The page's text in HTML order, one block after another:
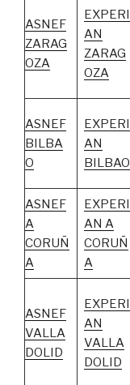
ASNEF
ZARAG
OZA
EXPERI
AN
ZARAG
OZA
ASNEF
BILBA
O
EXPERI
AN
BILBAO
ASNEF
A
CORUÑ
A
EXPERI
AN A
CORUÑ
A
ASNEF
VALLA
DOLID
EXPERI
AN
VALLA
DOLID